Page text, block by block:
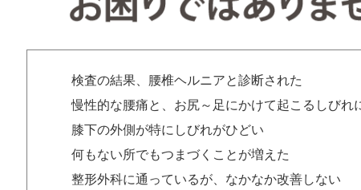
検査の結果、腰椎ヘルニアと診断された
慢性的な腰痛と、お尻～足にかけて起こるしびれ
膝下の外側が特にしびれがひどい
何もない所でもつまづくことが増えた
整形外科に通っているが、なかなか改善しない